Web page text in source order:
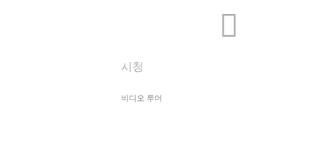
시청
비디오 투어